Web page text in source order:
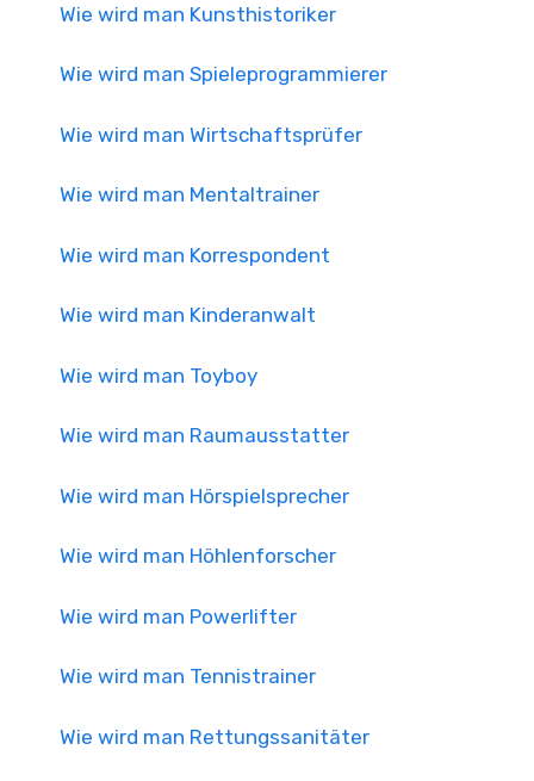
Wie wird man Kunsthistoriker
Wie wird man Spieleprogrammierer
Wie wird man Wirtschaftsprüfer
Wie wird man Mentaltrainer
Wie wird man Korrespondent
Wie wird man Kinderanwalt
Wie wird man Toyboy
Wie wird man Raumausstatter
Wie wird man Hörspielsprecher
Wie wird man Höhlenforscher
Wie wird man Powerlifter
Wie wird man Tennistrainer
Wie wird man Rettungssanitäter